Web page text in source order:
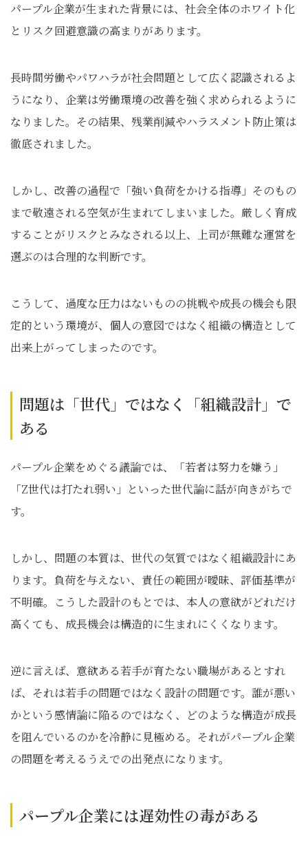
パープル企業が生まれた背景には、社会全体のホワイト化
とリスク回避意識の高まりがあります。
長時間労働やパワハラが社会問題として広く認識されるよ
うになり、企業は労働環境の改善を強く求められるように
なりました。その結果、残業削減やハラスメント防止策は
徹底されました。
しかし、改善の過程で「強い負荷をかける指導」そのもの
まで敬遠される空気が生まれてしまいました。厳しく育成
することがリスクとみなされる以上、上司が無難な運営を
選ぶのは合理的な判断です。
こうして、過度な圧力はないものの挑戦や成長の機会も限
定的という環境が、個人の意図ではなく組織の構造として
出来上がってしまったのです。
問題は「世代」ではなく「組織設計」で
ある
パープル企業をめぐる議論では、「若者は努力を嫌う」
「Z世代は打たれ弱い」といった世代論に話が向きがちで
す。
しかし、問題の本質は、世代の気質ではなく組織設計にあ
ります。負荷を与えない、責任の範囲が曖昧、評価基準が
不明確。こうした設計のもとでは、本人の意欲がどれだけ
高くても、成長機会は構造的に生まれにくくなります。
逆に言えば、意欲ある若手が育たない職場があるとすれ
ば、それは若手の問題ではなく設計の問題です。誰が悪い
かという感情論に陥るのではなく、どのような構造が成長
を阻んでいるのかを冷静に見極める。それがパープル企業
の問題を考えるうえでの出発点になります。
パープル企業には遅効性の毒がある